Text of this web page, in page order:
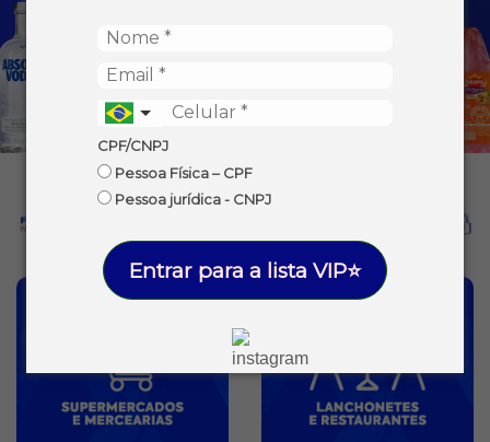
CPF/CNPJ
Pessoa Física – CPF
Pessoa jurídica - CNPJ
Entrar para a lista VIP⭐